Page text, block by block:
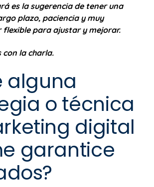
es la sugerencia de tener una
plazo, paciencia y muy
para ajustar y mejorar.
con la charla.
alguna
o técnica
digital
garantice